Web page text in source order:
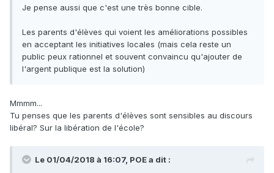
Je pense aussi que c'est une très bonne cible.
Les parents d'élèves qui voient les améliorations possibles
en acceptant les initiatives locales (mais cela reste un
public peux rationnel et souvent convaincu qu'ajouter de
l'argent publique est la solution)
Mmmm...
Tu penses que les parents d'élèves sont sensibles au discours
libéral? Sur la libération de l'école?
Le 01/04/2018 à 16:07, POEa dit :